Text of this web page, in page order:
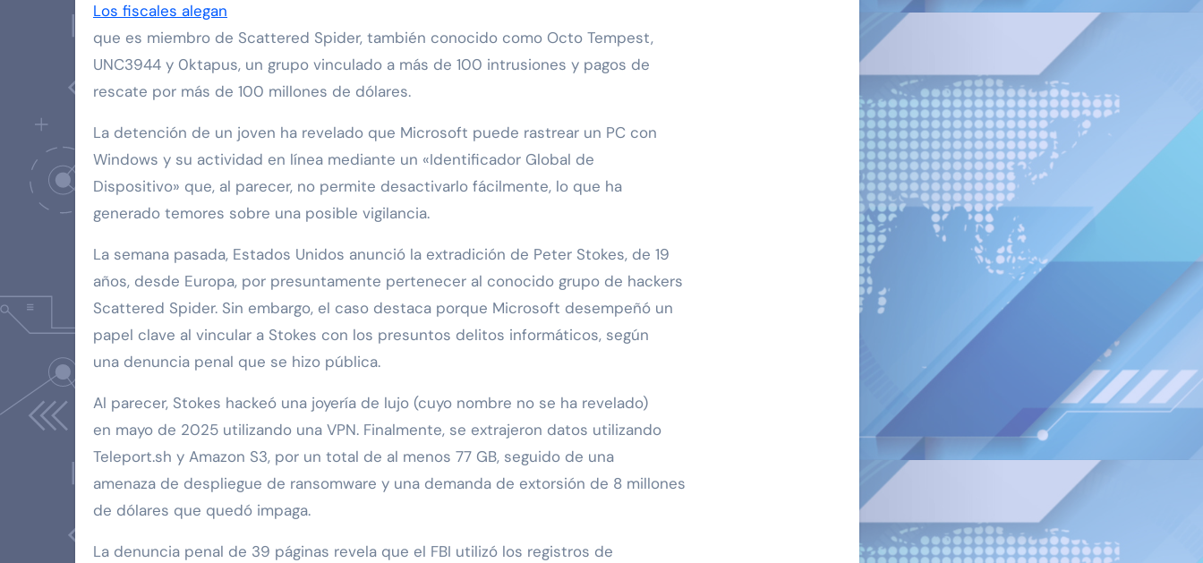
Los fiscales alegan
que es miembro de Scattered Spider, también conocido como Octo Tempest,
UNC3944 y 0ktapus, un grupo vinculado a más de 100 intrusiones y pagos de
rescate por más de 100 millones de dólares.
La detención de un joven ha revelado que Microsoft puede rastrear un PC con
Windows y su actividad en línea mediante un «Identificador Global de
Dispositivo» que, al parecer, no permite desactivarlo fácilmente, lo que ha
generado temores sobre una posible vigilancia.
La semana pasada, Estados Unidos anunció la extradición de Peter Stokes, de 19
años, desde Europa, por presuntamente pertenecer al conocido grupo de hackers
Scattered Spider. Sin embargo, el caso destaca porque Microsoft desempeñó un
papel clave al vincular a Stokes con los presuntos delitos informáticos, según
una denuncia penal que se hizo pública.
Al parecer, Stokes hackeó una joyería de lujo (cuyo nombre no se ha revelado)
en mayo de 2025 utilizando una VPN. Finalmente, se extrajeron datos utilizando
Teleport.sh y Amazon S3, por un total de al menos 77 GB, seguido de una
amenaza de despliegue de ransomware y una demanda de extorsión de 8 millones
de dólares que quedó impaga.
La denuncia penal de 39 páginas revela que el FBI utilizó los registros de